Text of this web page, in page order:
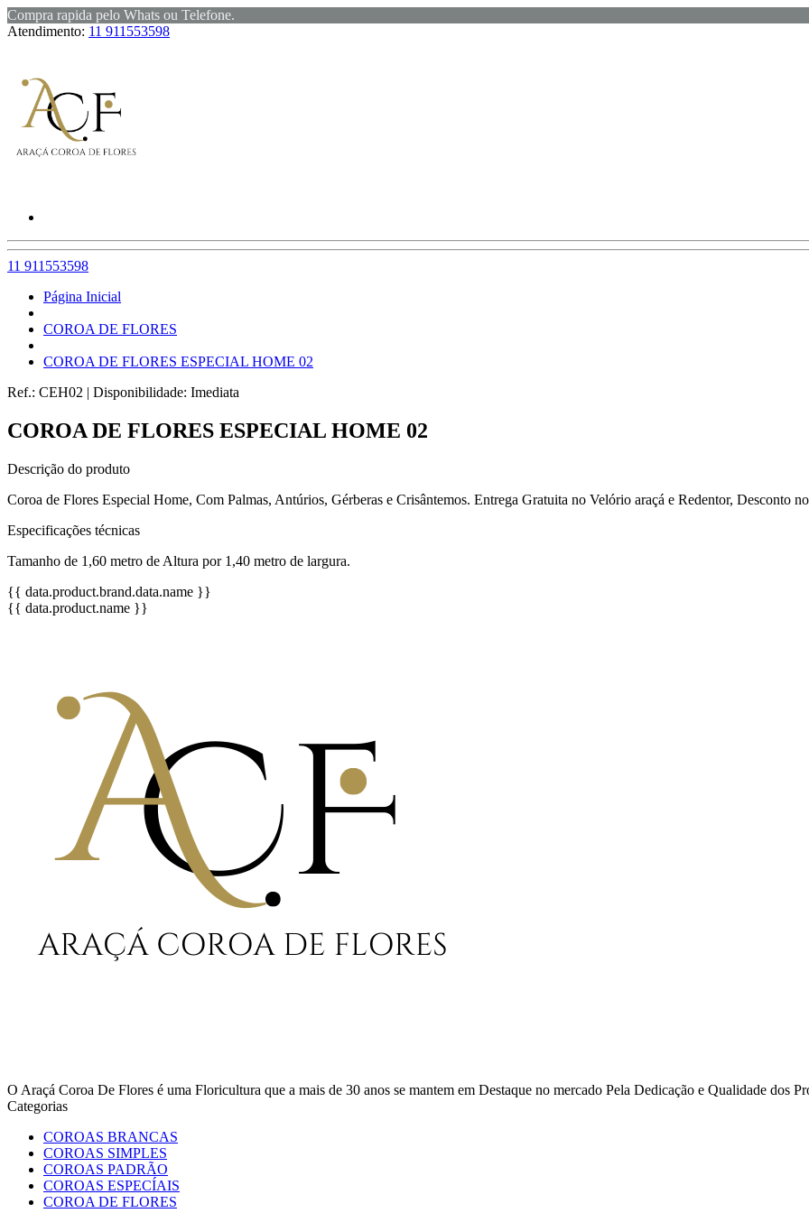
Compra rapida pelo Whats ou Telefone.
Atendimento: 11 911553598
11 911553598
Página Inicial
COROA DE FLORES
COROA DE FLORES ESPECIAL HOME 02
Ref.: CEH02 | Disponibilidade: Imediata
COROA DE FLORES ESPECIAL HOME 02
Descrição do produto
Coroa de Flores Especial Home, Com Palmas, Antúrios, Gérberas e Crisântemos. Entrega Gratuita no Velório araçá e Redentor, Desconto
Especificações técnicas
Tamanho de 1,60 metro de Altura por 1,40 metro de largura.
{{ data.product.brand.data.name }}
{{ data.product.name }}
O Araçá Coroa De Flores é uma Floricultura que a mais de 30 anos se mantem em Destaque no mercado Pela Dedicação e Qualidade dos
Categorias
COROAS BRANCAS
COROAS SIMPLES
COROAS PADRÃO
COROAS ESPECÍAIS
COROA DE FLORES